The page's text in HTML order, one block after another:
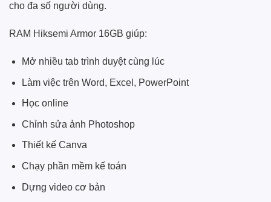
cho đa số người dùng.
RAM Hiksemi Armor 16GB giúp:
Mở nhiều tab trình duyệt cùng lúc
Làm việc trên Word, Excel, PowerPoint
Học online
Chỉnh sửa ảnh Photoshop
Thiết kế Canva
Chạy phần mềm kế toán
Dựng video cơ bản